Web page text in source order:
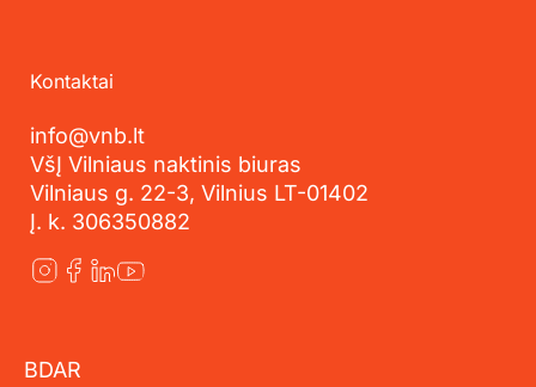
Kontaktai
info@vnb.lt
VšĮ Vilniaus naktinis biuras
Vilniaus g. 22-3, Vilnius LT-01402
Į. k. 306350882
BDAR